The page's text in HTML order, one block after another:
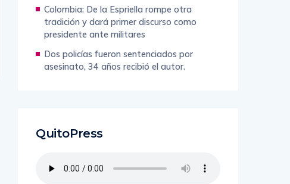
Colombia: De la Espriella rompe otra
tradición y dará primer discurso como
presidente ante militares
Dos policías fueron sentenciados por
asesinato, 34 años recibió el autor.
QuitoPress